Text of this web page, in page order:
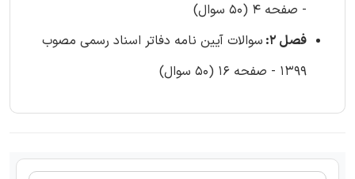
- صفحه 4 (50 سوال)
فصل 2:
سوالات آیین نامه دفاتر اسناد رسمی مصوب
1399 - صفحه 16 (50 سوال)